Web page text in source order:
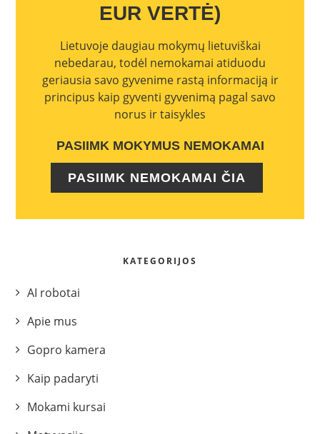
EUR VERTĖ)
Lietuvoje daugiau mokymų lietuviškai
nebedarau, todėl nemokamai atiduodu
geriausia savo gyvenime rastą informaciją ir
principus kaip gyventi gyvenimą pagal savo
norus ir taisykles
PASIIMK MOKYMUS NEMOKAMAI
PASIIMK NEMOKAMAI ČIA
KATEGORIJOS
AI robotai
Apie mus
Gopro kamera
Kaip padaryti
Mokami kursai